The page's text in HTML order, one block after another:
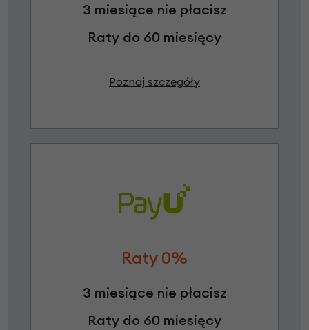
3 miesiące nie płacisz
Raty do 60 miesięcy
Poznaj szczegóły
Raty 0%
3 miesiące nie płacisz
Raty do 60 miesięcy